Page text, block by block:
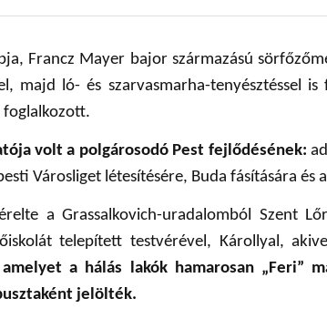
Francz Mayer bajor származású
majd ló- és szarvasmarha-tenyésztéssel
foglalkozott.
volt a polgárosodó Pest fejlődésének:
Városliget létesítésére, Buda fásítására
a Grassalkovich-uradalomból Szent
telepített testvérével, Károllyal,
amelyet a hálás lakók hamarosan „Feri”
jelölték.